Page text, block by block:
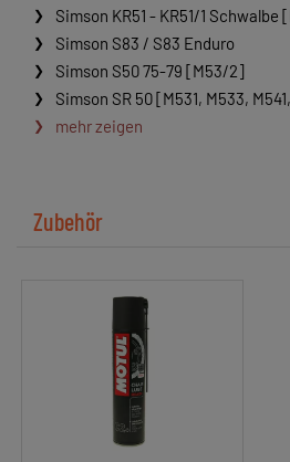
Simson KR51 - KR51/1 Schwalbe
Simson S83 / S83 Enduro
Simson S50 75-79 [M53/2]
Simson SR 50 [M531, M533,
mehr zeigen
Zubehör